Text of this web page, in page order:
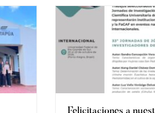
Felicitaciones a